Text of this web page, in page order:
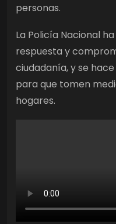
personas.
La Policía Nacional
respuesta y
ciudadanía, y se
para que tomen
hogares.